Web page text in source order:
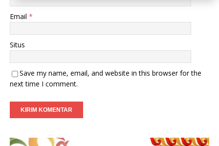
Email *
Situs
Save my name, email, and website in this browser for the
next time I comment.